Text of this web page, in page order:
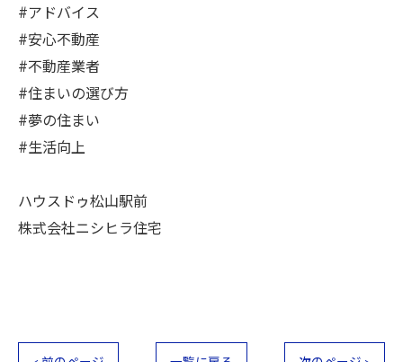
#アドバイス
#安心不動産
#不動産業者
#住まいの選び方
#夢の住まい
#生活向上
ハウスドゥ松山駅前
株式会社ニシヒラ住宅